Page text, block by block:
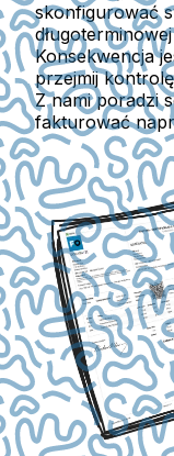
skonfigurować
Konsekwencja
przejmij
Z nami poradzi
fakturować